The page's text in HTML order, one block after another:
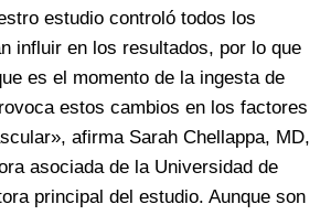
estudio controló todos los
influir en los resultados, por lo que
es el momento de la ingesta de
estos cambios en los factores
afirma Sarah Chellappa, MD,
asociada de la Universidad de
principal del estudio. Aunque son